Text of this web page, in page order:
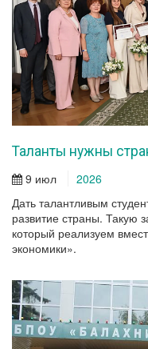
Таланты нужны
9 июл
2026
Дать талантливым
развитие страны. Такую
который реализуем
экономики».